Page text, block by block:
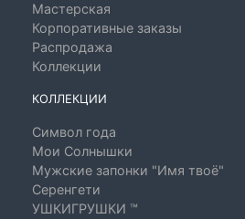
Мастерская
Корпоративные заказы
Распродажа
Коллекции
КОЛЛЕКЦИИ
Символ года
Мои Солнышки
Мужские запонки "Имя твоё"
Серенгети
УШКИГРУШКИ ™